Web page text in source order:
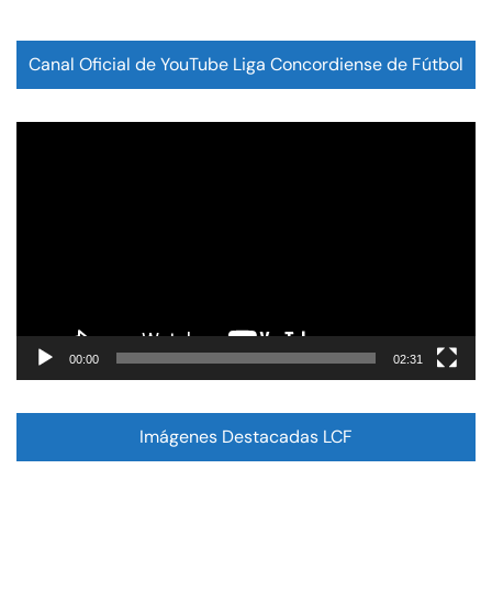
Canal Oficial de YouTube Liga Concordiense de Fútbol
00:00 02:31
Imágenes Destacadas LCF